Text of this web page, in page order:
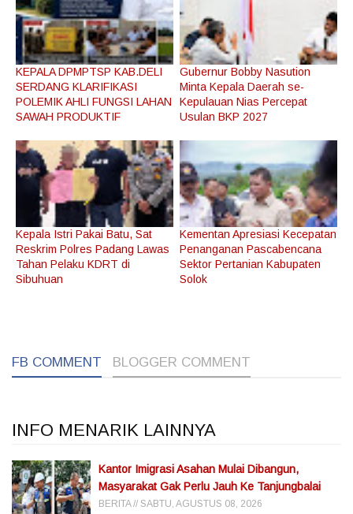
KEPALA DPMPTSP KAB.DELI
SERDANG KLARIFIKASI
POLEMIK AHLI FUNGSI LAHAN
SAWAH PRODUKTIF
Gubernur Bobby Nasution
Minta Kepala Daerah se-
Kepulauan Nias Percepat
Usulan BKP 2027
Kepala Istri Pakai Batu, Sat
Reskrim Polres Padang Lawas
Tahan Pelaku KDRT di
Sibuhuan
Kementan Apresiasi Kecepatan
Penanganan Pascabencana
Sektor Pertanian Kabupaten
Solok
FB COMMENT BLOGGER COMMENT
INFO MENARIK LAINNYA
Kantor Imigrasi Asahan Mulai Dibangun,
Masyarakat Gak Perlu Jauh Ke Tanjungbalai
BERITA SABTU, AGUSTUS 08, 2026